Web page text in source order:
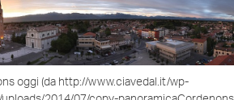
oggi (da http://www.ciavedal.it/wp-